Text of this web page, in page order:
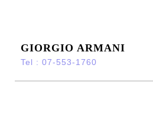
GIORGIO ARMANI
Tel : 07-553-1760